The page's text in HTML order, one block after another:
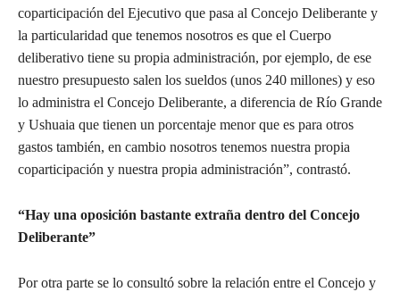
coparticipación del Ejecutivo que pasa al Concejo Deliberante y
la particularidad que tenemos nosotros es que el Cuerpo
deliberativo tiene su propia administración, por ejemplo, de ese
nuestro presupuesto salen los sueldos (unos 240 millones) y eso
lo administra el Concejo Deliberante, a diferencia de Río Grande
y Ushuaia que tienen un porcentaje menor que es para otros
gastos también, en cambio nosotros tenemos nuestra propia
coparticipación y nuestra propia administración”, contrastó.
“Hay una oposición bastante extraña dentro del Concejo
Deliberante”
Por otra parte se lo consultó sobre la relación entre el Concejo y